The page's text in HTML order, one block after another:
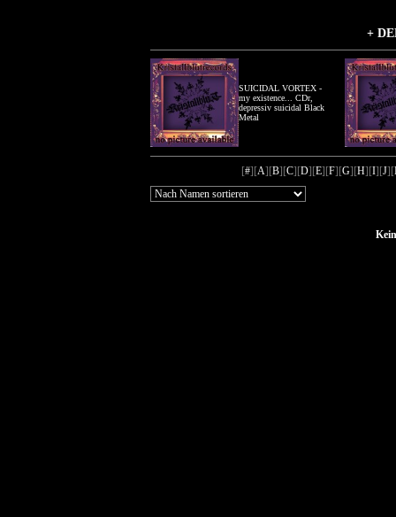
+
SUICIDAL VORTEX -
my existence... CDr,
depressiv suicidal Black
Metal
[#][A][B][C][D][E][F][G][H][I][J][